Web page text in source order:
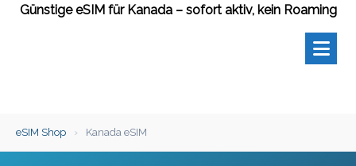
Günstige eSIM für Kanada – sofort aktiv, kein Roaming
eSIM Shop › Kanada eSIM